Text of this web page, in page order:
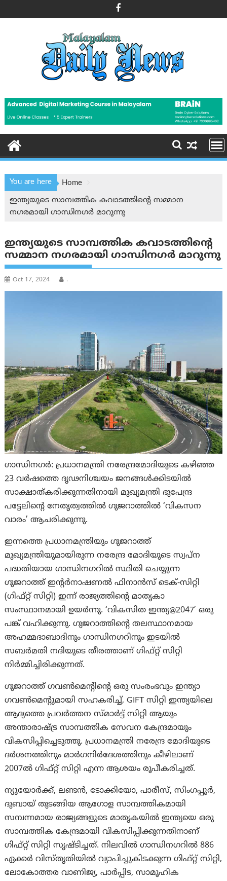
to
You are here
Home
ഇന്ത്യയുടെ സാമ്പത്തിക കവാടത്തിൻ്റെ സമ്മാന
നഗരമായി ഗാന്ധിനഗർ മാറുന്നു
ഇന്ത്യയുടെ സാമ്പത്തിക കവാടത്തിൻ്റെ
സമ്മാന നഗരമായി ഗാന്ധിനഗർ മാറുന്നു
Oct 17, 2024 .
ഗാന്ധിനഗർ: പ്രധാനമന്ത്രി നരേന്ദ്രമോദിയുടെ കഴിഞ്ഞ
23 വർഷത്തെ ദൃഢനിശ്ചയം ജനങ്ങൾക്കിടയിൽ
സാക്ഷാത്കരിക്കുന്നതിനായി മുഖ്യമന്ത്രി ഭൂപേന്ദ്ര
പട്ടേലിൻ്റെ നേതൃത്വത്തിൽ ഗുജറാത്തിൽ ‘വികസന
വാരം’ ആചരിക്കുന്നു.
ഇന്നത്തെ പ്രധാനമന്ത്രിയും ഗുജറാത്ത്
മുഖ്യമന്ത്രിയുമായിരുന്ന നരേന്ദ്ര മോദിയുടെ സ്വപ്ന
പദ്ധതിയായ ഗാന്ധിനഗറിൽ സ്ഥിതി ചെയ്യുന്ന
ഗുജറാത്ത് ഇൻ്റർനാഷണൽ ഫിനാൻസ് ടെക്-സിറ്റി
(ഗിഫ്റ്റ് സിറ്റി) ഇന്ന് രാജ്യത്തിൻ്റെ മാതൃകാ
സംസ്ഥാനമായി ഉയർന്നു. ‘വികസിത ഇന്ത്യ@2047’ ഒരു
പങ്ക് വഹിക്കുന്നു. ഗുജറാത്തിൻ്റെ തലസ്ഥാനമായ
അഹമ്മദാബാദിനും ഗാന്ധിനഗറിനും ഇടയിൽ
സബർമതി നദിയുടെ തീരത്താണ് ഗിഫ്റ്റ് സിറ്റി
നിർമ്മിച്ചിരിക്കുന്നത്.
ഗുജറാത്ത് ഗവൺമെൻ്റിൻ്റെ ഒരു സംരംഭവും ഇന്ത്യാ
ഗവൺമെൻ്റുമായി സഹകരിച്ച്, GIFT സിറ്റി ഇന്ത്യയിലെ
ആദ്യത്തെ പ്രവർത്തന സ്മാർട്ട് സിറ്റി ആയും
അന്താരാഷ്ട്ര സാമ്പത്തിക സേവന കേന്ദ്രമായും
വികസിപ്പിച്ചെടുത്തു. പ്രധാനമന്ത്രി നരേന്ദ്ര മോദിയുടെ
ദർശനത്തിനും മാർഗനിർദേശത്തിനും കീഴിലാണ്
2007ൽ ഗിഫ്റ്റ് സിറ്റി എന്ന ആശയം രൂപീകരിച്ചത്.
ന്യൂയോർക്ക്, ലണ്ടൻ, ടോക്കിയോ, പാരീസ്, സിംഗപ്പൂർ,
ദുബായ് തുടങ്ങിയ ആഗോള സാമ്പത്തികമായി
സമ്പന്നമായ രാജ്യങ്ങളുടെ മാതൃകയിൽ ഇന്ത്യയെ ഒരു
സാമ്പത്തിക കേന്ദ്രമായി വികസിപ്പിക്കുന്നതിനാണ്
ഗിഫ്റ്റ് സിറ്റി സൃഷ്ടിച്ചത്. നിലവിൽ ഗാന്ധിനഗറിൽ 886
ഏക്കർ വിസ്തൃതിയിൽ വ്യാപിച്ചുകിടക്കുന്ന ഗിഫ്റ്റ് സിറ്റി,
ലോകോത്തര വാണിജ്യ, പാർപ്പിട, സാമൂഹിക